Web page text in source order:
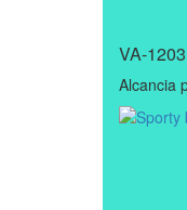
VA-1203
Alcancia